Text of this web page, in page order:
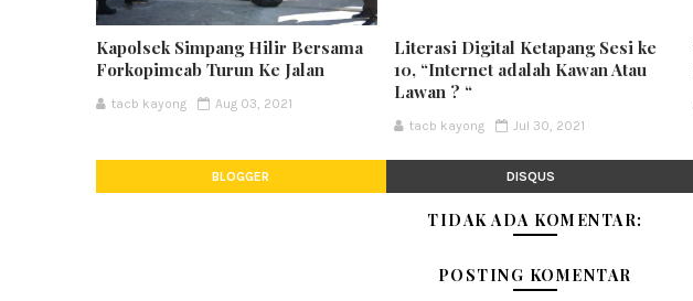
Kapolsek Simpang Hilir Bersama
Forkopimcab Turun Ke Jalan
tacb kayong Aug 03, 2021
Literasi Digital Ketapang Sesi ke
10, “Internet adalah Kawan Atau
Lawan ? “
tacb kayong Jul 30, 2021
BLOGGER DISQUS
TIDAK ADA KOMENTAR:
POSTING KOMENTAR